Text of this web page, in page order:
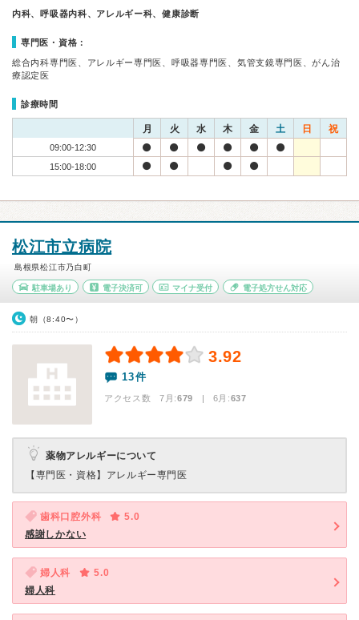
内科、呼吸器内科、アレルギー科、健康診断
専門医・資格：
総合内科専門医、アレルギー専門医、呼吸器専門医、気管支鏡専門医、がん治
療認定医
診療時間
月 火 水 木 金 土 日 祝
09:00-12:30
15:00-18:00
松江市立病院
島根県松江市乃白町
駐車場あり 電子決済可 マイナ受付 電子処方せん対応
朝（8:40〜）
3.92
13件
アクセス数 7月:679 | 6月:637
薬物アレルギーについて
【専門医・資格】 アレルギー専門医
歯科口腔外科
5.0
感謝しかない
婦人科
5.0
婦人科